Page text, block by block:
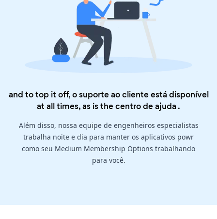
and to top it off, o suporte ao cliente está disponível
at all times, as is thecentro de ajuda .
Além disso, nossa equipe de engenheiros especialistas
trabalha noite e dia para manter os aplicativos powr
como seu Medium Membership Options trabalhando
para você.